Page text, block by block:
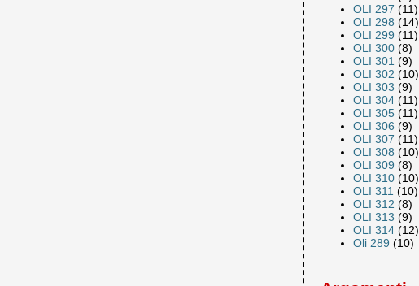
OLI 297 (11)
OLI 298 (14)
OLI 299 (11)
OLI 300 (8)
OLI 301 (9)
OLI 302 (10)
OLI 303 (9)
OLI 304 (11)
OLI 305 (11)
OLI 306 (9)
OLI 307 (11)
OLI 308 (10)
OLI 309 (8)
OLI 310 (10)
OLI 311 (10)
OLI 312 (8)
OLI 313 (9)
OLI 314 (12)
Oli 289 (10)